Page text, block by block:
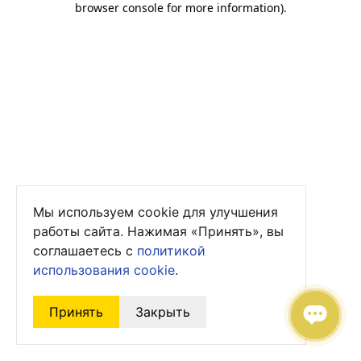
browser console for more information).
Мы используем cookie для улучшения
работы сайта. Нажимая «Принять», вы
соглашаетесь с политикой
использования cookie.
Принять Закрыть